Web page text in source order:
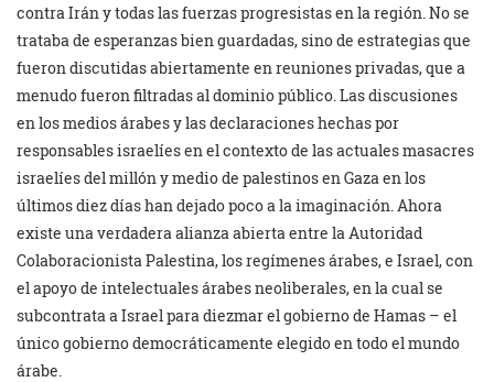
contra Irán y todas las fuerzas progresistas en la región. No se
trataba de esperanzas bien guardadas, sino de estrategias que
fueron discutidas abiertamente en reuniones privadas, que a
menudo fueron filtradas al dominio público. Las discusiones
en los medios árabes y las declaraciones hechas por
responsables israelíes en el contexto de las actuales masacres
israelíes del millón y medio de palestinos en Gaza en los
últimos diez días han dejado poco a la imaginación. Ahora
existe una verdadera alianza abierta entre la Autoridad
Colaboracionista Palestina, los regímenes árabes, e Israel, con
el apoyo de intelectuales árabes neoliberales, en la cual se
subcontrata a Israel para diezmar el gobierno de Hamas – el
único gobierno democráticamente elegido en todo el mundo
árabe.